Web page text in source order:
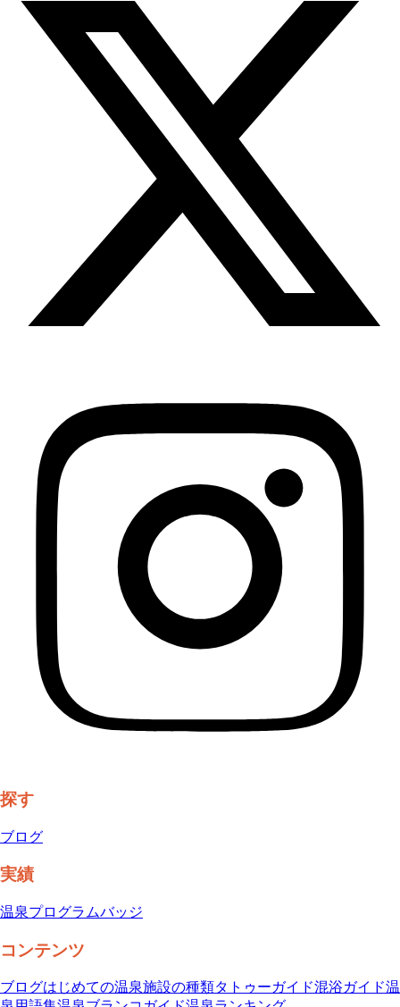
探す
ブログ
実績
温泉プログラムバッジ
コンテンツ
ブログはじめての温泉施設の種類タトゥーガイド混浴ガイド温